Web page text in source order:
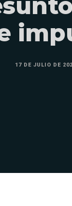
17 DE JULIO DE